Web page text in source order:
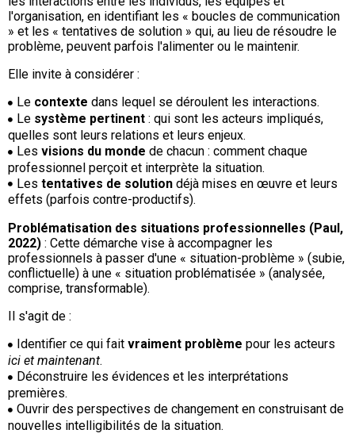
l'organisation, en identifiant les « boucles de communication
» et les « tentatives de solution » qui, au lieu de résoudre le
problème, peuvent parfois l'alimenter ou le maintenir.
Elle invite à considérer :
Le contexte dans lequel se déroulent les interactions.
Le système pertinent : qui sont les acteurs impliqués,
quelles sont leurs relations et leurs enjeux.
Les visions du monde de chacun : comment chaque
professionnel perçoit et interprète la situation.
Les tentatives de solution déjà mises en œuvre et leurs
effets (parfois contre-productifs).
Problématisation des situations professionnelles (Paul,
2022) : Cette démarche vise à accompagner les
professionnels à passer d'une « situation-problème » (subie,
conflictuelle) à une « situation problématisée » (analysée,
comprise, transformable).
Il s'agit de :
Identifier ce qui fait vraiment problème pour les acteurs
ici et maintenant.
Déconstruire les évidences et les interprétations
premières.
Ouvrir des perspectives de changement en construisant de
nouvelles intelligibilités de la situation.